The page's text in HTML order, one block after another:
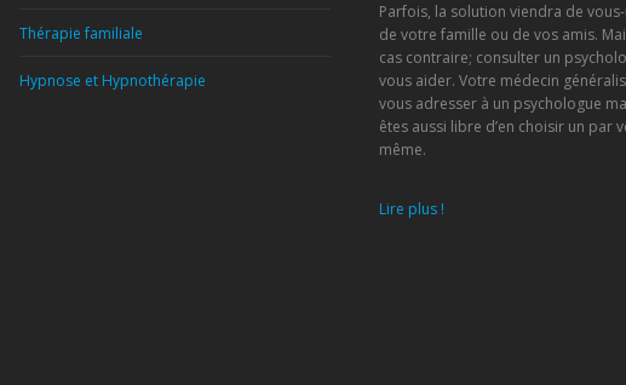
Thérapie familiale
Hypnose et Hypnothérapie
Parfois, la solution viendra de
de votre famille ou de vos amis.
cas contraire; consulter un
vous aider. Votre médecin
vous adresser à un psychologue
êtes aussi libre d’en choisir un par
même.
Lire plus !